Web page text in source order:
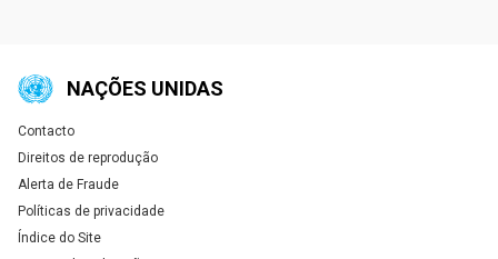
NAÇÕES UNIDAS
Global U.N. menu
Contacto
Direitos de reprodução
Alerta de Fraude
Políticas de privacidade
Índice do Site